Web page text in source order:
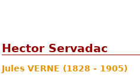
Hector Servadac
Jules VERNE (1828 - 1905)